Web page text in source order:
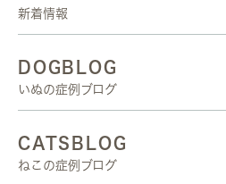
新着情報
DOGBLOG
いぬの症例ブログ
CATSBLOG
ねこの症例ブログ